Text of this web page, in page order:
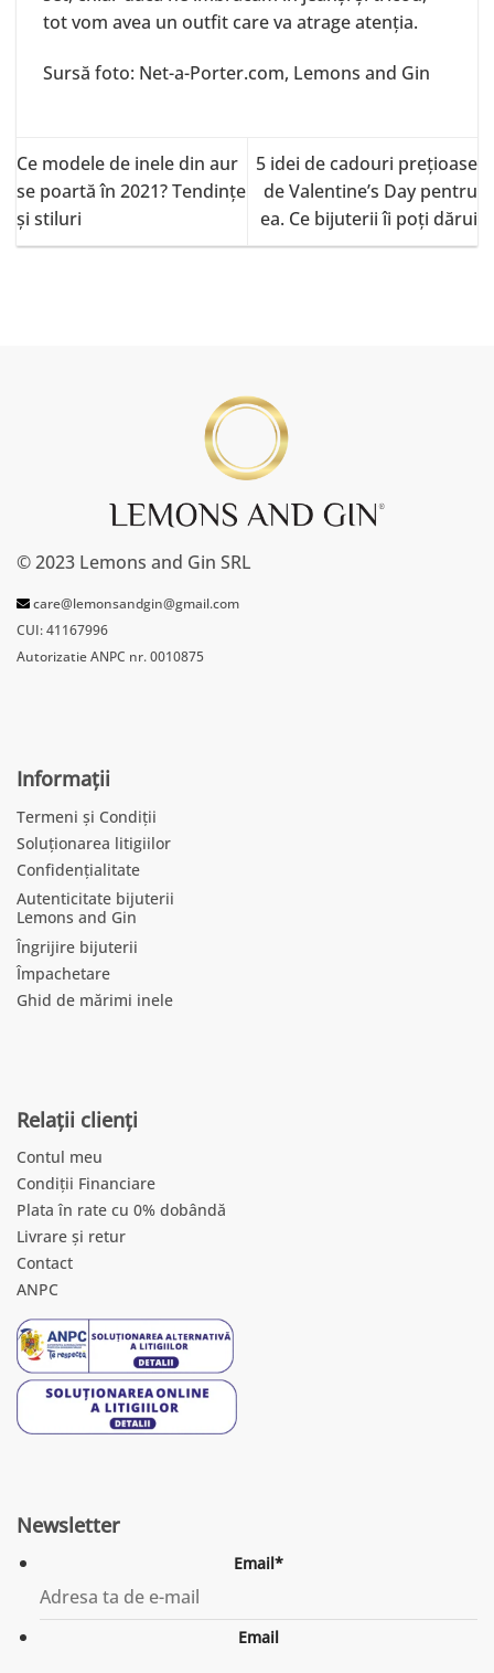
tot vom avea un outfit care va atrage atenția.
Sursă foto: Net-a-Porter.com, Lemons and Gin
Ce modele de inele din aur
se poartă în 2021? Tendinţe
şi stiluri
5 idei de cadouri prețioase
de Valentine’s Day pentru
ea. Ce bijuterii îi poți dărui
© 2023 Lemons and Gin SRL
care@lemonsandgin@gmail.com
CUI: 41167996
Autorizatie ANPC nr. 0010875
Informații
Termeni și Condiții
Soluționarea litigiilor
Confidențialitate
Autenticitate bijuterii
Lemons and Gin
Îngrijire bijuterii
Împachetare
Ghid de mărimi inele
Relații clienți
Contul meu
Condiții Financiare
Plata în rate cu 0% dobândă
Livrare și retur
Contact
ANPC
Newsletter
Email*
Email